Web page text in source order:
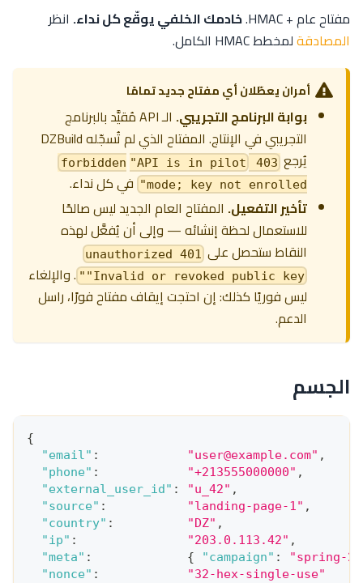
مفتاح عام + HMAC. خادمك الخلفي يوقّع كل نداء. انظر
المصادقةلمخطط HMAC الكامل.
أمران يعطّلان أي مفتاح جديد تمامًا
بوابة البرنامج التجريبي.
الـ API مُقيَّد بالبرنامج
التجريبي في الإنتاج. المفتاح الذي لم تُسجّله DZBuild
يُرجع 403 forbidden
"API is in pilot
mode; key not enrolled"
في كل نداء.
تأخير التفعيل. المفتاح العام الجديد ليس صالحًا
للاستعمال لحظة إنشائه — وإلى أن يُفعَّل لهذه
النقاط ستحصل على 401 unauthorized
"Invalid or revoked public key"
. والإلغاء
ليس فوريًا كذلك: إن احتجت إيقاف مفتاح فورًا، راسل
الدعم.
الجسم
{
"email" : "user@example.com" ,
"phone" : "+213555000000" ,
"external_user_id" : "u_42" ,
"source" : "landing-page-1" ,
"country" : "DZ" ,
"ip" : "203.0.113.42" ,
"meta" : { "campaign" :
"spring-
"nonce" :
"32-hex-single-use"